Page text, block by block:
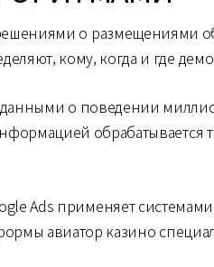
о размещениями
кому, когда и где
о поведении
обрабатывается
Ads применяет
авиатор казино